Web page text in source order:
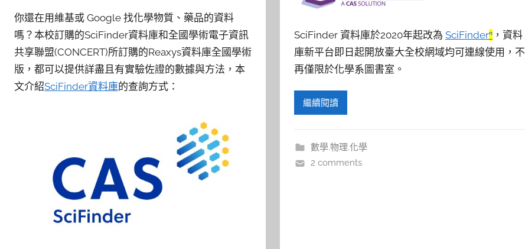
你還在用維基或 Google 找化學物質、藥品的資料
嗎？本校訂購的SciFinder資料庫和全國學術電子資訊
共享聯盟(CONCERT)所訂購的Reaxys資料庫全國學術
版，都可以提供詳盡且有實驗佐證的數據與方法，本
文介紹SciFinder資料庫的查詢方式：
SciFinder 資料庫於2020年起改為 SciFinderⁿ ，資料
庫新平台即日起開放臺大全校網域均可連線使用，不
再僅限於化學系圖書室。
繼續閱讀
數學.物理.化學
2 comments